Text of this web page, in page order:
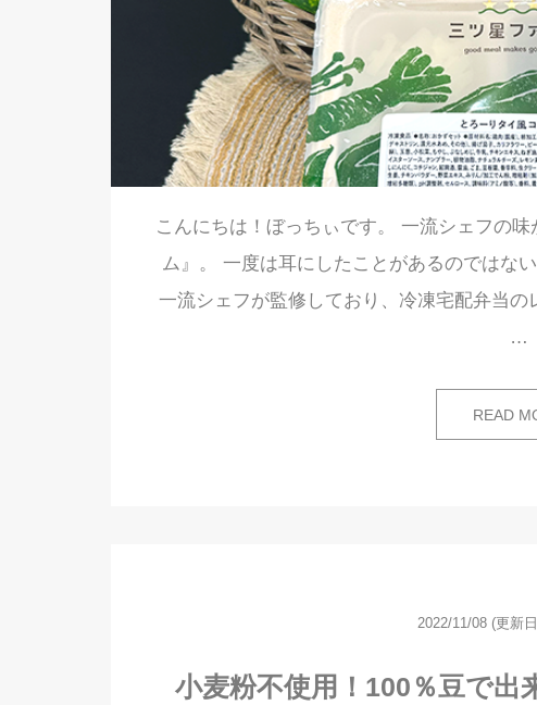
こんにちは！ぼっちぃです。 一流シェフの
ム』。 一度は耳にしたことがあるのではな
一流シェフが監修しており、冷凍宅配弁当の
…
READ
2022/11/08 (更新
小麦粉不使用！100％豆で出